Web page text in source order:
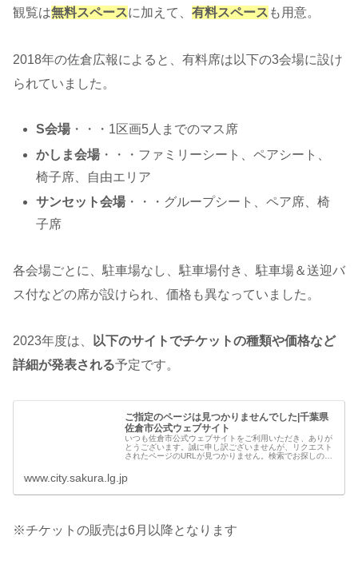
観覧は無料スペースに加えて、 有料スペース も用意。
2018年の佐倉広報によると、有料席は以下の3会場に設け
られていました。
S会場 ・・・1区画5人までのマス席
かしま会場 ・・・ファミリーシート、ペアシート、
椅子席、自由エリア
サンセット会場 ・・・グループシート、ペア席、椅
子席
各会場ごとに、駐車場なし、駐車場付き、駐車場＆送迎バ
ス付などの席が設けられ、価格も異なっていました。
2023年度は、
以下のサイトでチケットの種類や価格など
詳細が発表される予定です。
ご指定のページは見つかりませんでした|千葉県
佐倉市公式ウェブサイト
いつも佐倉市公式ウェブサイトをご利用いただき、ありが
とうございます。誠に申し訳ございませんが、リクエスト
されたページのURLが見つかりません。検索でお探しのペ
www.city.sakura.lg.jp
※チケットの販売は6月以降となります